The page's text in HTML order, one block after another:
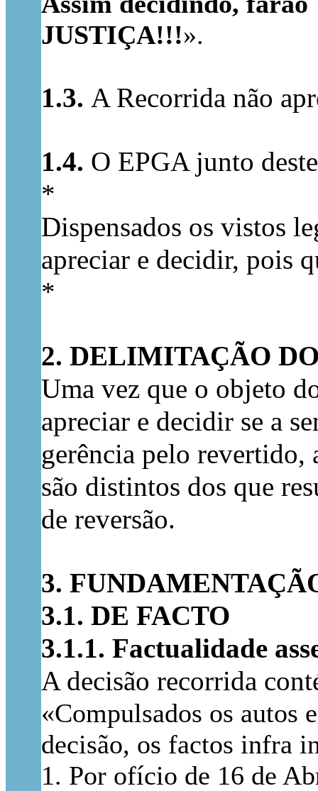
JUSTIÇA!!!».
1.3. A Recorrida não
1.4. O EPGA junto
*
Dispensados os vistos
apreciar e decidir, pois
*
2. DELIMITAÇÃO
Uma vez que o objeto
apreciar e decidir se a
gerência pelo revertido,
são distintos dos que
de reversão.
3.
3.1. DE FACTO
3.1.1. Factualidade
A decisão recorrida
«Compulsados os autos
decisão, os factos infra
1. Por ofício de 16 de